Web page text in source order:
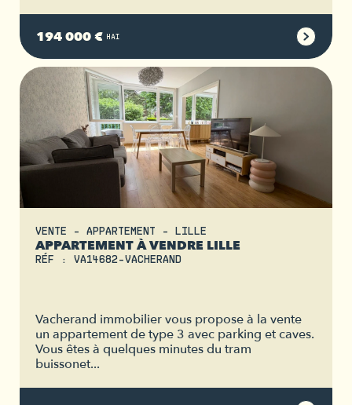
194 000 € HAI
VENTE - APPARTEMENT - LILLE
APPARTEMENT À VENDRE LILLE
RÉF : VA14682-VACHERAND
Vacherand immobilier vous propose à la vente
un appartement de type 3 avec parking et caves.
Vous êtes à quelques minutes du tram
buissonet...